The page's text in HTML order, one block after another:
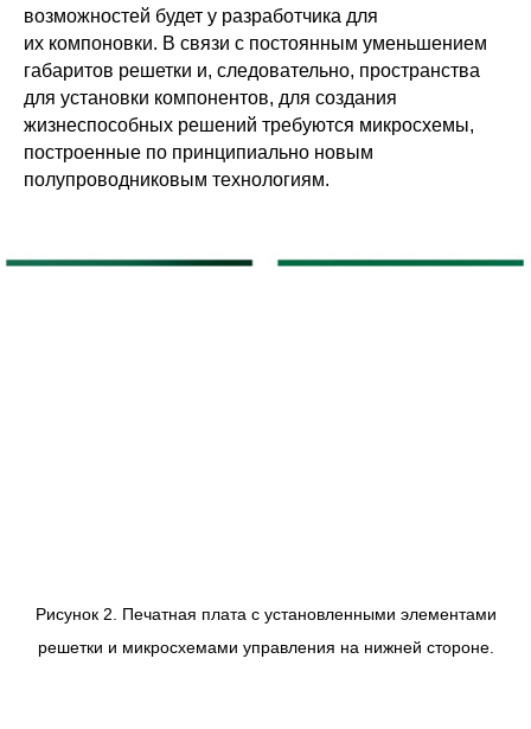
возможностей будет у разработчика для
их компоновки. В связи с постоянным уменьшением
габаритов решетки и, следовательно, пространства
для установки компонентов, для создания
жизнеспособных решений требуются микросхемы,
построенные по принципиально новым
полупроводниковым технологиям.
Рисунок 2. Печатная плата с установленными элементами
решетки и микросхемами управления на нижней стороне.